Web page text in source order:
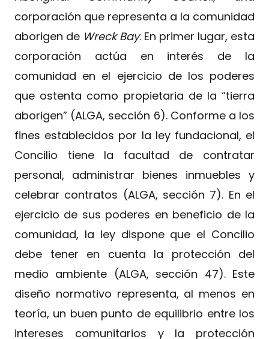
corporación que representa a la comunidad
aborigen de Wreck Bay. En primer lugar, esta
corporación actúa en interés de la
comunidad en el ejercicio de los poderes
que ostenta como propietaria de la “tierra
aborigen” (ALGA, sección 6). Conforme a los
fines establecidos por la ley fundacional, el
Concilio tiene la facultad de contratar
personal, administrar bienes inmuebles y
celebrar contratos (ALGA, sección 7). En el
ejercicio de sus poderes en beneficio de la
comunidad, la ley dispone que el Concilio
debe tener en cuenta la protección del
medio ambiente (ALGA, sección 47). Este
diseño normativo representa, al menos en
teoría, un buen punto de equilibrio entre los
intereses comunitarios y la protección